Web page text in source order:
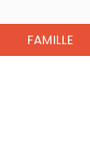
FAMILLE